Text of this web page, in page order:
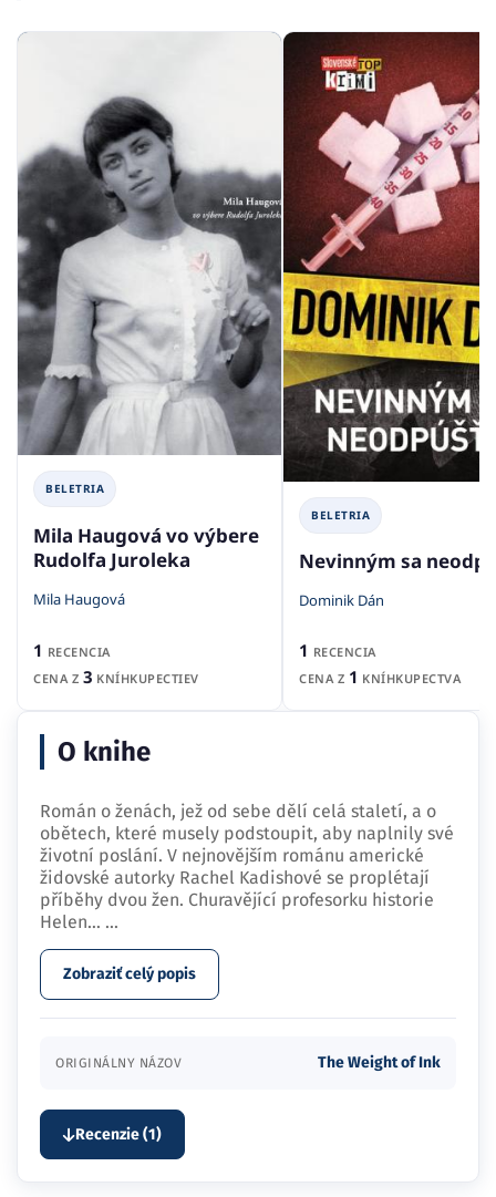
BELETRIA
Mila Haugová vo výbere
Rudolfa Juroleka
Mila Haugová
1 RECENCIA
CENA Z 3 KNÍHKUPECTIEV
BELETRIA
Nevinným sa
Dominik Dán
1 RECENCIA
CENA Z 1 KNÍHKUPECTVA
O knihe
Román o ženách, jež od sebe dělí celá staletí, a o
obětech, které musely podstoupit, aby naplnily své
životní poslání. V nejnovějším románu americké
židovské autorky Rachel Kadishové se proplétají
příběhy dvou žen. Churavějící profesorku historie
Helen… ...
Zobraziť celý popis
ORIGINÁLNY NÁZOV The Weight of Ink
Recenzie (1)